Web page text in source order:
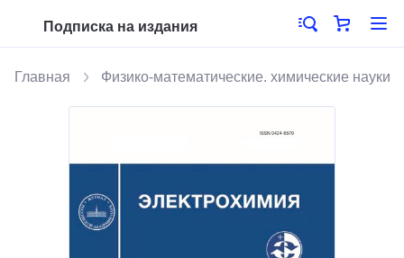
Подписка на издания
Главная Физико-математические. химические науки